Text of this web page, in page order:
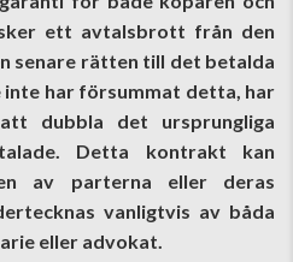
ett avtalsbrott från den
senare rätten till det betalda
inte har försummat detta, har
dubbla det ursprungliga
Detta kontrakt kan
av parterna eller deras
vanligtvis av båda
eller advokat.